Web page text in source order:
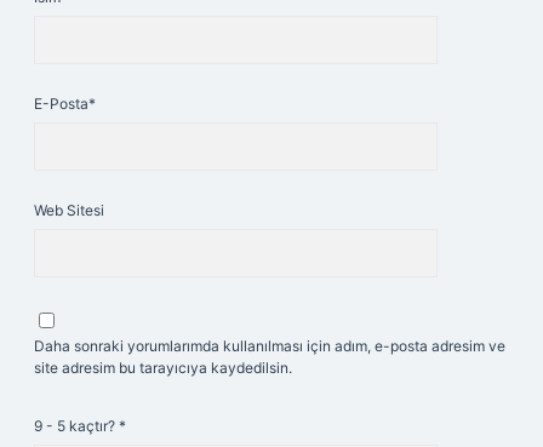
E-Posta*
Web Sitesi
Daha sonraki yorumlarımda kullanılması için adım, e-posta adresim ve
site adresim bu tarayıcıya kaydedilsin.
9 - 5 kaçtır? *